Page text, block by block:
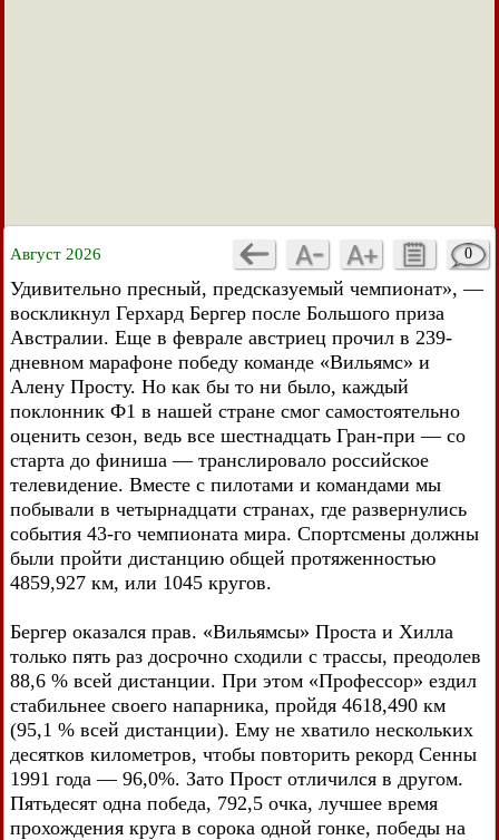
Август 2026 0
Удивительно пресный, предсказуемый чемпионат», —
воскликнул Герхард Бергер после Большого приза
Австралии. Еще в феврале австриец прочил в 239-
дневном марафоне победу команде «Вильямс» и
Алену Просту. Но как бы то ни было, каждый
поклонник Ф1 в нашей стране смог самостоятельно
оценить сезон, ведь все шестнадцать Гран-при — со
старта до финиша — транслировало российское
телевидение. Вместе с пилотами и командами мы
побывали в четырнадцати странах, где развернулись
события 43-го чемпионата мира. Спортсмены должны
были пройти дистанцию общей протяженностью
4859,927 км, или 1045 кругов.
Бергер оказался прав. «Вильямсы» Проста и Хилла
только пять раз досрочно сходили с трассы, преодолев
88,6 % всей дистанции. При этом «Профессор» ездил
стабильнее своего напарника, пройдя 4618,490 км
(95,1 % всей дистанции). Ему не хватило нескольких
десятков километров, чтобы повторить рекорд Сенны
1991 года — 96,0%. Зато Прост отличился в другом.
Пятьдесят одна победа, 792,5 очка, лучшее время
прохождения круга в сорока одной гонке, победы на